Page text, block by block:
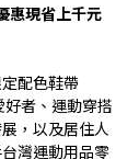
惠現省上千元
配色鞋帶
好者、運動穿搭
，以及居住人
灣運動用品零